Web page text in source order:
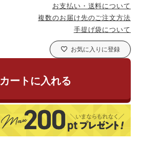
お支払い・送料について
複数のお届け先のご注文方法
手提げ袋について
お気に入りに登録
カートに入れる